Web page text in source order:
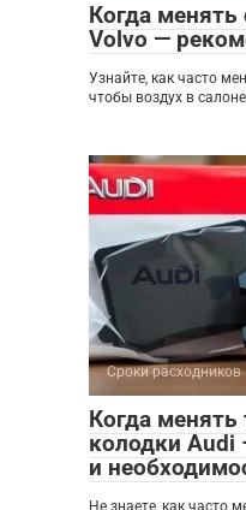
Когда
Volvo —
Узнайте, как часто
чтобы воздух в
Сроки расходников
Когда
колодки Audi
и